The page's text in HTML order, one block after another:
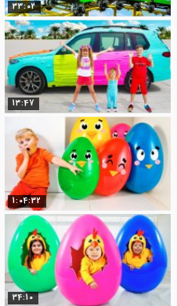
33:02
13:47
1:04:32
34:10